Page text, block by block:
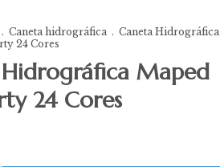
. Caneta hidrográfica . Caneta Hidrográfica
24 Cores
Maped
24 Cores